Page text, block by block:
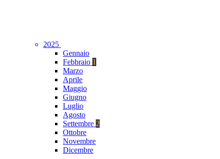
2025
Gennaio
Febbraio 1
Marzo
Aprile
Maggio
Giugno
Luglio
Agosto
Settembre 2
Ottobre
Novembre
Dicembre